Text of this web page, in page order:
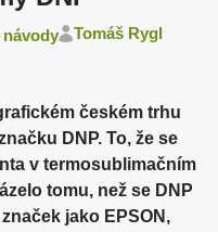
návody Tomáš Rygl
českém trhu
DNP. To, že se
v termosublimačním
tomu, než se DNP
jako EPSON,